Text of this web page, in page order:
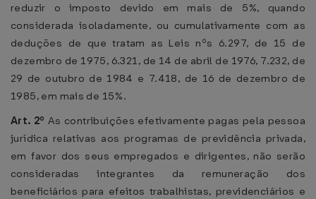
reduzir o imposto devido em mais de 5%, quando
considerada isoladamente, ou cumulativamente com as
deduções de que tratam as Leis nºs 6.297, de 15 de
dezembro de 1975, 6.321, de 14 de abril de 1976, 7.232, de
29 de outubro de 1984 e 7.418, de 16 de dezembro de
1985, em mais de 15%.
Art. 2º As contribuições efetivamente pagas pela pessoa
jurídica relativas aos programas de previdência privada,
em favor dos seus empregados e dirigentes, não serão
consideradas integrantes da remuneração dos
beneficiários para efeitos trabalhistas, previdenciários e